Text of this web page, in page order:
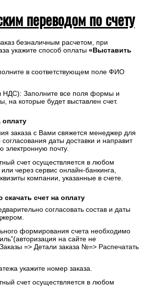
законодательством РФ.
переводом по счету
безналичным расчетом, при
укажите способ оплаты«Выставить
в соответствующем поле ФИО
Заполните все поля формы и
оплату
заказа с Вами свяжется менеджер для
даты доставки и направит
электронную почту.
через сервис онлайн-банкинга,
согласовать состав и даты
формирования счета необходимо
на сайте не
=> Детали заказа №=> Распечатать